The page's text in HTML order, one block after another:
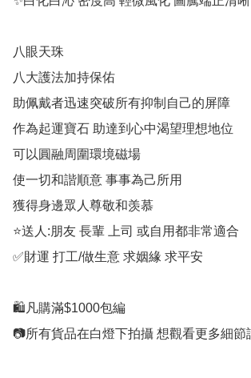
八眼天珠
八大護法加持保佑
助佩戴者迅速突破所有抑制自己的屏障
作為起運寶石 助達到心中渴望理想地位
可以圓融周圍環境磁場
使一切和諧順意 事事為己所用
獲得身邊眾人尊敬和羡慕
⭐️送人:朋友 長輩 上司 或自用都非常適合
✅財運 打工/做生意 求姻緣 求平安
🛍凡購滿$1000包編